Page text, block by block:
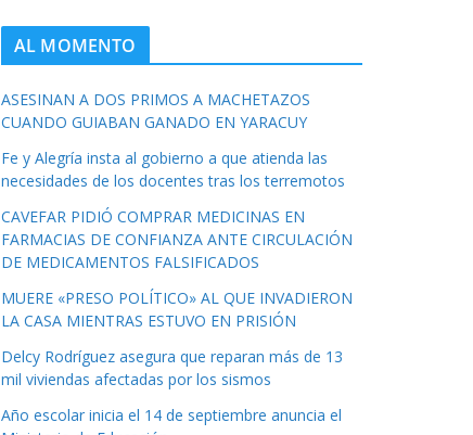
AL MOMENTO
ASESINAN A DOS PRIMOS A MACHETAZOS
CUANDO GUIABAN GANADO EN YARACUY
Fe y Alegría insta al gobierno a que atienda las
necesidades de los docentes tras los terremotos
CAVEFAR PIDIÓ COMPRAR MEDICINAS EN
FARMACIAS DE CONFIANZA ANTE CIRCULACIÓN
DE MEDICAMENTOS FALSIFICADOS
MUERE «PRESO POLÍTICO» AL QUE INVADIERON
LA CASA MIENTRAS ESTUVO EN PRISIÓN
Delcy Rodríguez asegura que reparan más de 13
mil viviendas afectadas por los sismos
Año escolar inicia el 14 de septiembre anuncia el